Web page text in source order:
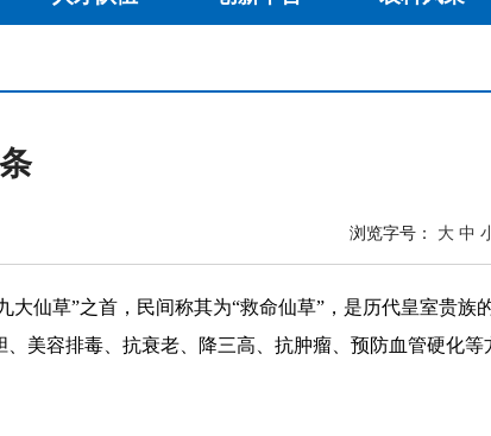
浏览字号： 大 中
仙草”之首，民间称其为“救命仙草”，是历代皇室贵族
美容排毒、抗衰老、降三高、抗肿瘤、预防血管硬化等